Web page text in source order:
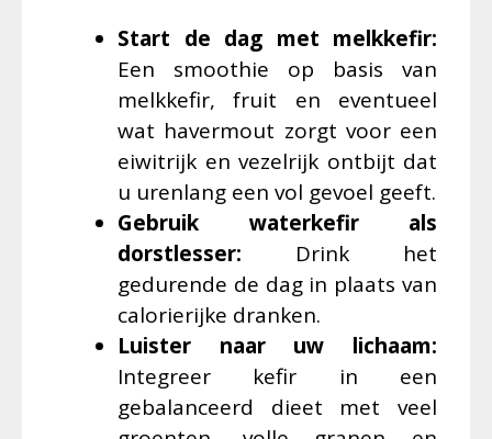
Start de dag met melkkefir:
Een smoothie op basis van
melkkefir, fruit en eventueel
wat havermout zorgt voor een
eiwitrijk en vezelrijk ontbijt dat
u urenlang een vol gevoel geeft.
Gebruik waterkefir als
dorstlesser: Drink het
gedurende de dag in plaats van
calorierijke dranken.
Luister naar uw lichaam:
Integreer kefir in een
gebalanceerd dieet met veel